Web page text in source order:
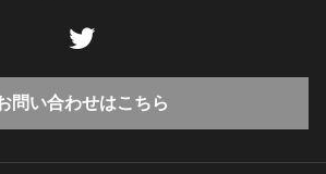
問い合わせはこちら